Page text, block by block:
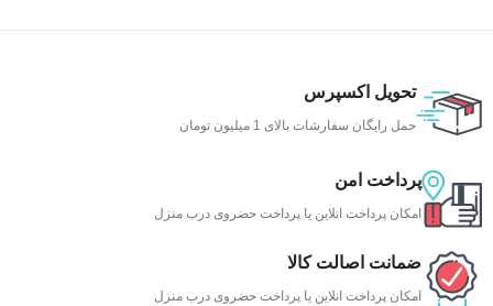
تحویل اکسپرس
حمل رایگان سفارشات بالای 1 میلیون تومان
پرداخت امن
امکان پرداخت انلاین یا پرداخت حضروی درب منزل
ضمانت اصالت کالا
امکان پرداخت انلاین یا پرداخت حضروی درب منزل